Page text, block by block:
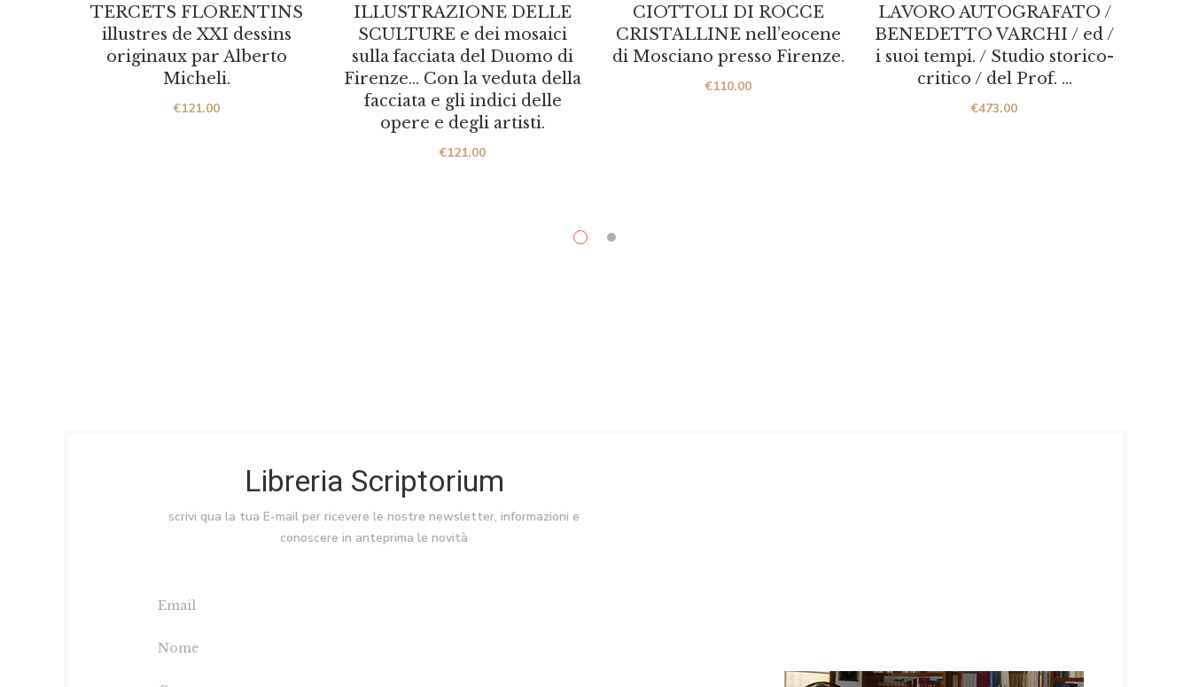
TERCETS FLORENTINS
illustres de XXI dessins
originaux par Alberto
Micheli.
€121.00
ILLUSTRAZIONE DELLE
SCULTURE e dei mosaici
sulla facciata del Duomo di
Firenze… Con la veduta della
facciata e gli indici delle
opere e degli artisti.
€121.00
CIOTTOLI DI ROCCE
CRISTALLINE nell’eocene
di Mosciano presso Firenze.
€110.00
LAVORO AUTOGRAFATO /
BENEDETTO VARCHI / ed /
i suoi tempi. / Studio storico-
critico / del Prof. …
€473.00
Libreria Scriptorium
scrivi qua la tua E-mail per ricevere le nostre newsletter, informazioni e
conoscere in anteprima le novità